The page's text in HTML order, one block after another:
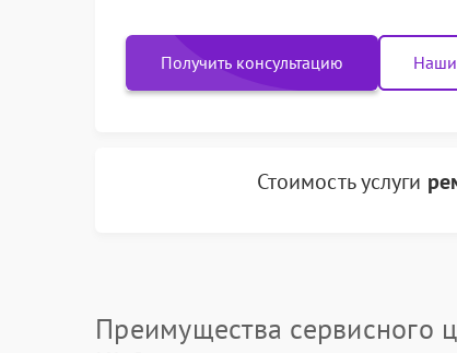
Получить консультацию
Стоимость услуги
Преимущества сервисного